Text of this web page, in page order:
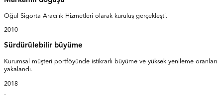
Oğul Sigorta Aracılık Hizmetleri olarak kuruluş gerçekleşti.
2010
Sürdürülebilir büyüme
Kurumsal müşteri portföyünde istikrarlı büyüme ve yüksek yenileme oranları
yakalandı.
2018